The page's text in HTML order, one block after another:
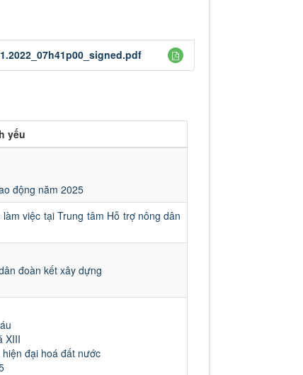
yếu
động năm 2025
việc tại Trung tâm Hỗ trợ nông dân
đoàn kết xây dựng
XIII
đại hoá đất nước